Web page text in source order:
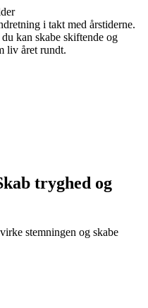
i takt med årstiderne.
kan skabe skiftende og
liv året rundt.
tryghed og
stemningen og skabe